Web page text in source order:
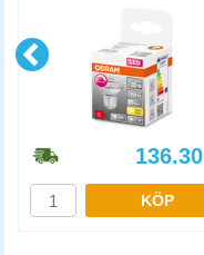
136.30
KÖP